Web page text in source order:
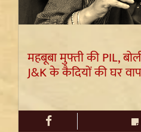
महबूबा मुफ्ती की PIL,
J&K के कैदियों की घर